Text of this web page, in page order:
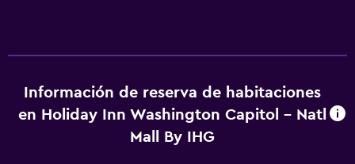
Información de reserva de habitaciones
en Holiday Inn Washington Capitol - Natl
Mall By IHG